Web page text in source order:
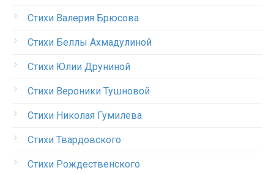
Стихи Валерия Брюсова
Стихи Беллы Ахмадулиной
Стихи Юлии Друниной
Стихи Вероники Тушновой
Стихи Николая Гумилева
Стихи Твардовского
Стихи Рождественского